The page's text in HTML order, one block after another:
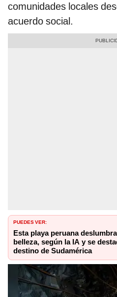
comunidades locales
acuerdo social.
PUEDES VER:
Esta playa peruana
belleza, según la IA y se
destino de Sudamérica